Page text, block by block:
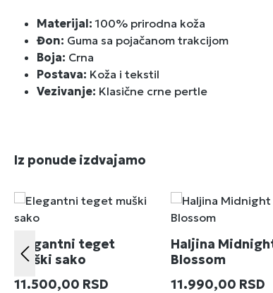
Materijal: 100% prirodna koža
Đon: Guma sa pojačanom trakcijom
Boja: Crna
Postava: Koža i tekstil
Vezivanje: Klasične crne pertle
Preskoči galeriju proizvoda
Iz ponude izdvajamo
Elegantni teget
muški sako
Redovna cena:
11.500,00 RSD
Haljina
Blossom
Redovna cena:
11.990,00 RSD